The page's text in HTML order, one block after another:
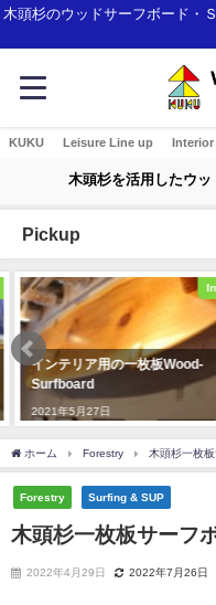
木頭杉のウッドサーフボード・
KUKU Leisure Line up Interior
木頭杉を活用したウ
Pickup
インテリア用の一枚板Wood-
Surfboard
2021年5月27日
ホーム Forestry 木頭杉一枚
Forestry Surfing & SUP
木頭杉一枚板サーフ
2022年4月29日 2022年7月26日